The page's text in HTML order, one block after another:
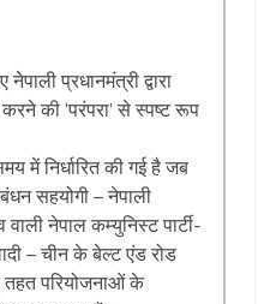
प्रधानमंत्री द्वारा
की ‘परंपरा’ से स्पष्ट रूप
में निर्धारित की गई है जब
सहयोगी – नेपाली
नेपाल कम्युनिस्ट पार्टी-
– चीन के बेल्ट एंड रोड
परियोजनाओं के